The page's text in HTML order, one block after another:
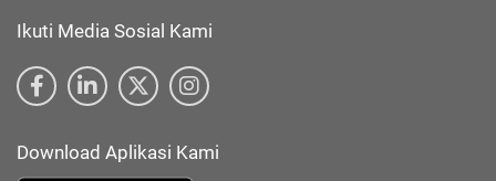
Ikuti Media Sosial Kami
Download Aplikasi Kami